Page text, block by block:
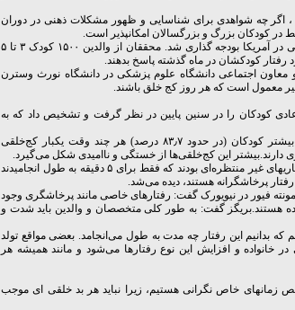
اگر چه شواهدی برای شناسایی و ظهور مشکلات ذهنی در دوران
در کودکان بزرگ و بزرگسالان امکانپذیر است.
این تحقیقات توسط موسسه ملی سلامت ذهنی در آمریکا بودجه گذاری شد. محققان از والدین ۱۵۰۰ کودک ۳ تا ۵
اجتماعی دانشگاه علوم پزشکی در دانشگاه نورث وسترن
معمول است که هر روز کج خلق باشند.
کودکان را در سنین پایین در نظر گرفت و تشخیص داد که به
با توجه به اطلاعات داده شده توسط والدین بیشتر کودکان (در حدود ۸۳٫۷ درصد) هر چند وقت یکبار کج‌خلقی
کمترین و نگران کننده‌ترین کج خلقی‌ها، بدرفتاریهای غیر منتظره‌ای بودند که فقط برای ۵ دقیقه به طول انجامیدند
پرخاشگرانه هستند، دیده می‌شد.
فیور در نیویورک گفت: رفتارهای خاصی مانند پرخاشگری وجود
هستند.بریگز گفت: به طور کلی متخصصان و والدین باید شدت و
که بدانیم این رفتار چه مدت به طول می‌انجامد. بعضی مواقع تولد
در خانواده و افزایش این نوع رفتارها می‌شود و مانند همیشه هر
زمانهای خاص نگرانی هستیم، زیرا نباید هر بد خلقی ای موجب